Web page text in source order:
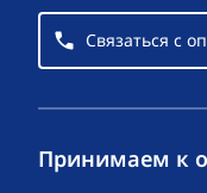
Связаться с
Принимаем к